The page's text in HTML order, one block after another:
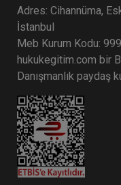
Fikri Mülkiyet
Kongresi - XI.
360 TL
Adres: Cihannüma,
İstanbul
Meb Kurum Kodu:
hukukegitim.com bir
Danışmanlık paydaş